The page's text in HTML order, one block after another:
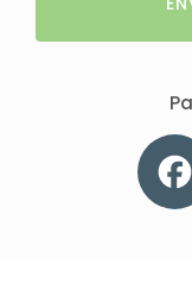
sur romans